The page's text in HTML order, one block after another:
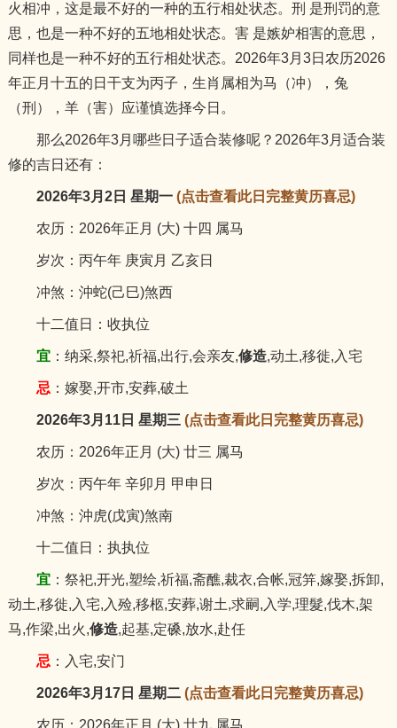
火相冲，这是最不好的一种的五行相处状态。刑 是刑罚的意
思，也是一种不好的五地相处状态。害 是嫉妒相害的意思，
同样也是一种不好的五行相处状态。2026年3月3日农历2026
年正月十五的日干支为丙子，生肖属相为马（冲），兔
（刑），羊（害）应谨慎选择今日。
那么2026年3月哪些日子适合装修呢？2026年3月适合装
修的吉日还有：
2026年3月2日 星期一 (点击查看此日完整黄历喜忌)
农历：2026年正月 (大) 十四 属马
岁次：丙午年 庚寅月 乙亥日
冲煞：沖蛇(己巳)煞西
十二值日：收执位
宜：纳采,祭祀,祈福,出行,会亲友,修造,动土,移徙,入宅
忌 ：嫁娶,开市,安葬,破土
2026年3月11日 星期三 (点击查看此日完整黄历喜忌)
农历：2026年正月 (大) 廿三 属马
岁次：丙午年 辛卯月 甲申日
冲煞：沖虎(戊寅)煞南
十二值日：执执位
宜：祭祀,开光,塑绘,祈福,斋醮,裁衣,合帐,冠笄,嫁娶,拆卸,
动土,移徙,入宅,入殓,移柩,安葬,谢土,求嗣,入学,理髮,伐木,架
马,作梁,出火,修造,起基,定磉,放水,赴任
忌 ：入宅,安门
2026年3月17日 星期二 (点击查看此日完整黄历喜忌)
农历：2026年正月 (大) 廿九 属马